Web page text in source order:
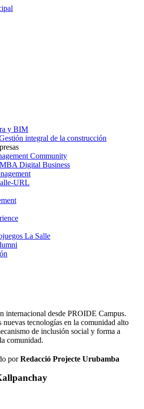
y BIM
integral de la construcción
Community
Digital Business
URL
La Salle
internacional desde PROIDE Campus.
tecnologías en la comunidad alto
de inclusión social y forma a
comunidad.
porRedacció Projecte Urubamba